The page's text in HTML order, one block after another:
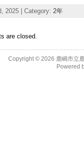
2025 | Category: 2年
are closed.
Copyright © 2026 鹿嶋市立
Powered